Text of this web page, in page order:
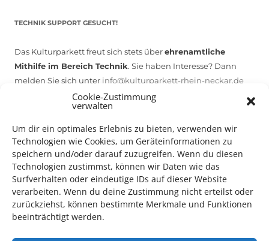
Cookie-Zustimmung
verwalten
Um dir ein optimales Erlebnis zu bieten, verwenden wir
Technologien wie Cookies, um Geräteinformationen zu
speichern und/oder darauf zuzugreifen. Wenn du diesen
Technologien zustimmst, können wir Daten wie das
Surfverhalten oder eindeutige IDs auf dieser Website
verarbeiten. Wenn du deine Zustimmung nicht erteilst oder
zurückziehst, können bestimmte Merkmale und Funktionen
beeinträchtigt werden.
TECHNIK SUPPORT GESUCHT!
Das Kulturparkett freut sich stets überehrenamtliche
Mithilfe im Bereich Technik. Sie haben Interesse? Dann
melden Sie sich unter info@kulturparkett-rhein-neckar.de
*KULTURTIPP SOMMERPAUSE: FESTIVAL DES DEUTSCHEN FILMS*